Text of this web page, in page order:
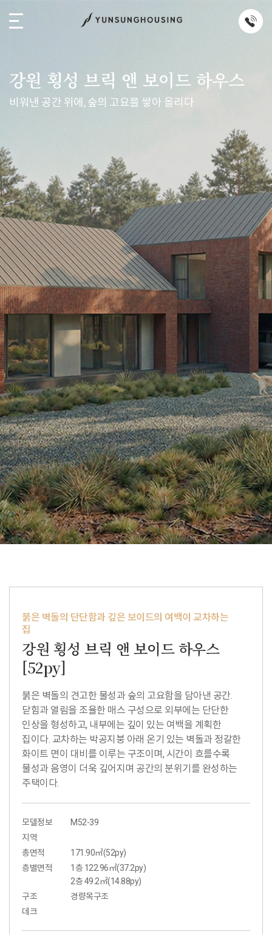
강원 횡성 브릭 앤 보이드 하우스
비워낸 공간 위에, 숲의 고요를 쌓아 올리다
붉은 벽돌의 단단함과 깊은 보이드의 여백이 교차하는
집
강원 횡성 브릭 앤 보이드 하우스
[52py]
붉은 벽돌의 견고한 물성과 숲의 고요함을 담아낸 공간.
닫힘과 열림을 조율한 매스 구성으로 외부에는 단단한
인상을 형성하고, 내부에는 깊이 있는 여백을 계획한
집이다. 교차하는 박공지붕 아래 온기 있는 벽돌과 정갈한
화이트 면이 대비를 이루는 구조이며, 시간이 흐를수록
물성과 음영이 더욱 깊어지며 공간의 분위기를 완성하는
주택이다.
모델정보
M52-39
지역
총면적
171.90㎡(52py)
층별면적
1층 122.96㎡(37.2py)
2층 49.2㎡(14.88py)
구조
경량목구조
데크